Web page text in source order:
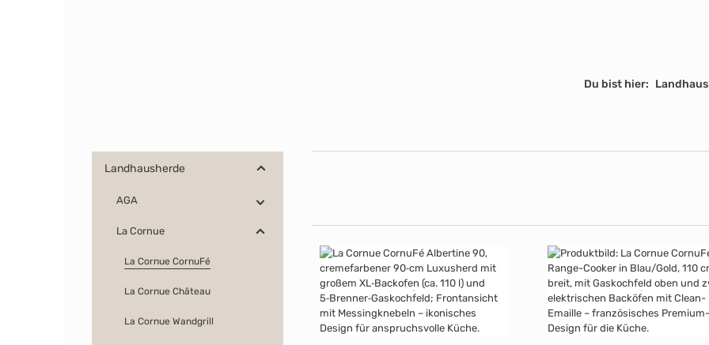
Du bist hier:
Landhausherde
AGA
La Cornue
La Cornue CornuFé
La Cornue Château
La Cornue Wandgrill